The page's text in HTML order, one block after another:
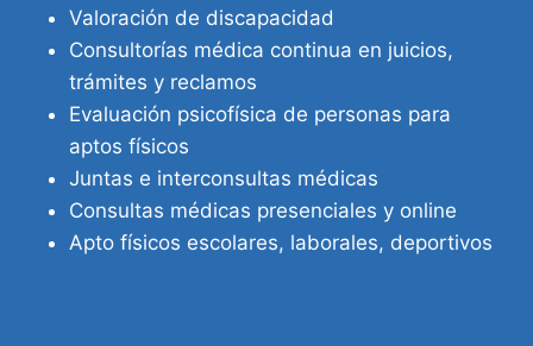
Valoración de discapacidad
Consultorías médica continua en juicios,
trámites y reclamos
Evaluación psicofísica de personas para
aptos físicos
Juntas e interconsultas médicas
Consultas médicas presenciales y online
Apto físicos escolares, laborales, deportivos